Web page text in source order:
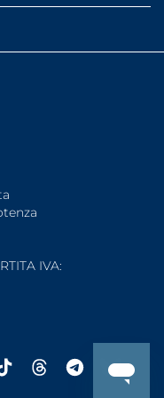
IVA: